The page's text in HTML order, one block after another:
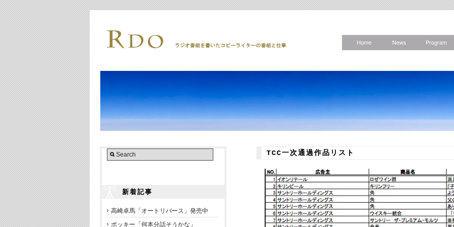
Home News Program
新着記事
高崎卓馬「オートリバース」発売中
ポッキー「何本分話そうかな」
TCC一次通過作品リスト